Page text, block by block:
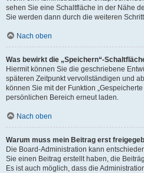
sehen Sie eine Schaltfläche in der Nähe
Sie werden dann durch die weiteren
Nach oben
Was bewirkt die „Speichern“-
Hiermit können Sie die geschriebene
späteren Zeitpunkt vervollständigen und
können Sie mit der Funktion
persönlichen Bereich erneut laden.
Nach oben
Warum muss mein Beitrag erst
Die Board-Administration kann
Sie einen Beitrag erstellt haben, die
Es ist auch möglich, dass die